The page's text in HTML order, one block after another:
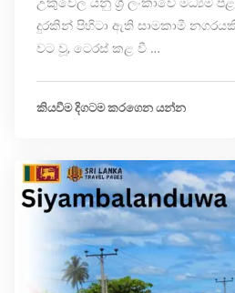
දුරකින් පිහිටා ඇති සාමකාමී
වට වූ, ටෙරස් කළ වී …
කියවීම දිගටම කරගෙන යන්න